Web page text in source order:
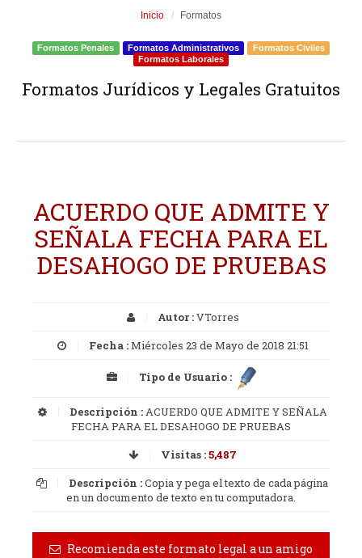
Inicio Formatos
Formatos Penales Formatos Administrativos
Formatos Civiles
Formatos Laborales
Formatos Jurídicos y Legales Gratuitos
ACUERDO QUE ADMITE Y
SEÑALA FECHA PARA EL
DESAHOGO DE PRUEBAS
Autor :VTorres
Fecha :Miércoles 23 de Mayo de 2018 21:51
Tipo de Usuario :
Descripción :ACUERDO QUE ADMITE Y SEÑALA
FECHA PARA EL DESAHOGO DE PRUEBAS
Visitas :5,487
Descripción :Copia y pega el texto de cada página
en un documento de texto en tu computadora.
Recomienda este formato legal a un amigo